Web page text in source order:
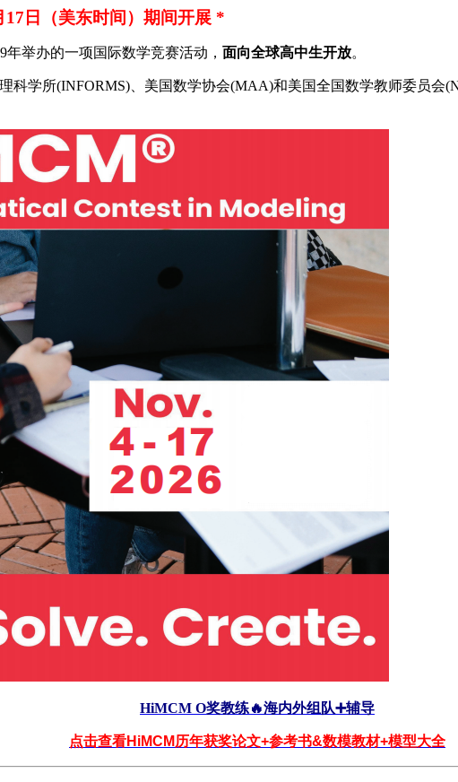
日（美东时间）期间开展 *
举办的一项国际数学竞赛活动， 面向全球高中生开放。
科学所(INFORMS)、美国数学协会(MAA)和美国全国数学教师委员会
HiMCM O奖教练🔥海内外组队➕辅导
点击查看HiMCM历年获奖论文+参考书&数模教材+模型大全